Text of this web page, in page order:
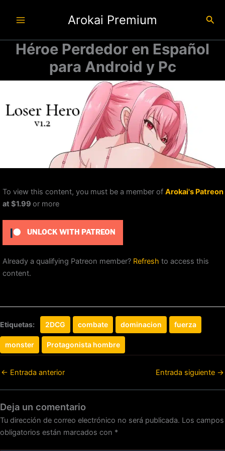
Arokai Premium
Héroe Perdedor en Español
para Android y Pc
To view this content, you must be a member of Arokai's Patreon
at $1.99 or more
UNLOCK WITH PATREON
Already a qualifying Patreon member? Refresh to access this
content.
Etiquetas: 2DCG combate dominacion fuerza
monster Protagonista hombre
← Entrada anterior Entrada siguiente →
Deja un comentario
Tu dirección de correo electrónico no será publicada. Los campos
obligatorios están marcados con *